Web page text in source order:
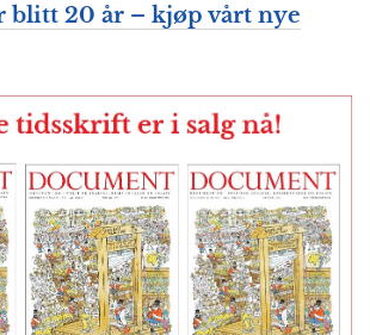
blitt 20 år – kjøp vårt nye